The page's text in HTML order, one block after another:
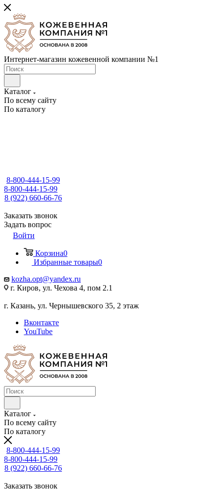
Интернет-магазин кожевенной компании №1
Каталог
По всему сайту
По каталогу
8-800-444-15-99
8-800-444-15-99
8 (922) 660-66-76
Заказать звонок
Задать вопрос
Войти
Корзина0
Избранные товары0
kozha.opt@yandex.ru
г. Киров, ул. Чехова 4, пом 2.1
г. Казань, ул. Чернышевского 35, 2 этаж
Вконтакте
YouTube
Каталог
По всему сайту
По каталогу
8-800-444-15-99
8-800-444-15-99
8 (922) 660-66-76
Заказать звонок